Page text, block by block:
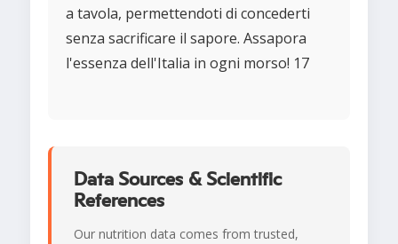
a tavola, permettendoti di concederti
senza sacrificare il sapore. Assapora
l'essenza dell'Italia in ogni morso! 17
Data Sources & Scientific
References
Our nutrition data comes from trusted,